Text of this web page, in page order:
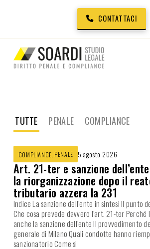
CONTATTACI
TUTTE PENALE COMPLIANCE
COMPLIANCE, PENALE 5 agosto 2026
Art. 21-ter e sanzione
la riorganizzazione dopo il
tributario azzera la 231
Indice La sanzione dell’ente in sintesi Il punto
Che cosa prevede davvero l’art. 21-ter
anche la sanzione dell’ente Il provvedimento
generale di Milano Quali condotte hanno
sanzionatorio Come si